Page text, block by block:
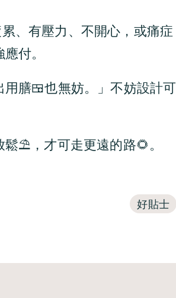
累、有壓力、不開心，或痛症
付。
膳🍱也無妨。」不妨設計可
⛱️，才可走更遠的路🌻。
好貼士